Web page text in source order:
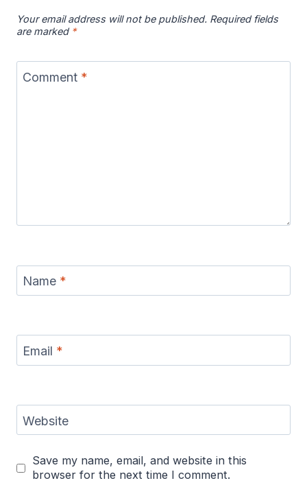
Your email address will not be published. Required fields
are marked *
Comment *
Name *
Email *
Website
Save my name, email, and website in this
browser for the next time I comment.